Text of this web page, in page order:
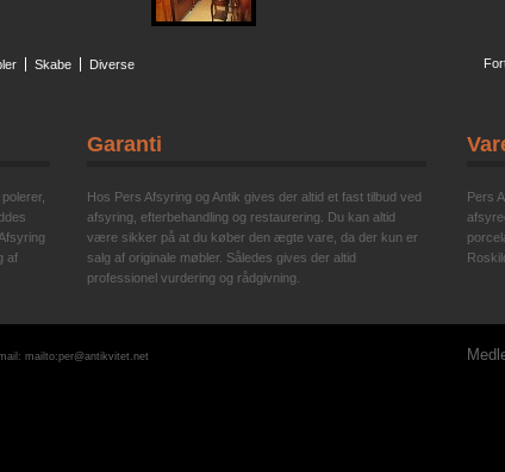
Skabe Diverse
af
Garanti
Hos Pers Afsyring og Antik gives der altid et fast tilbud ved
afsyring, efterbehandling og restaurering. Du kan altid
være sikker på at du køber den ægte vare, da der kun er
salg af originale møbler. Således gives der altid
professionel vurdering og rådgivning.
Pers
mailto:per@antikvitet.net